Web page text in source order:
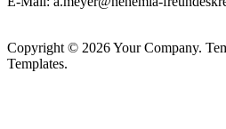
Copyright © 2026 Your Company.
Templates.